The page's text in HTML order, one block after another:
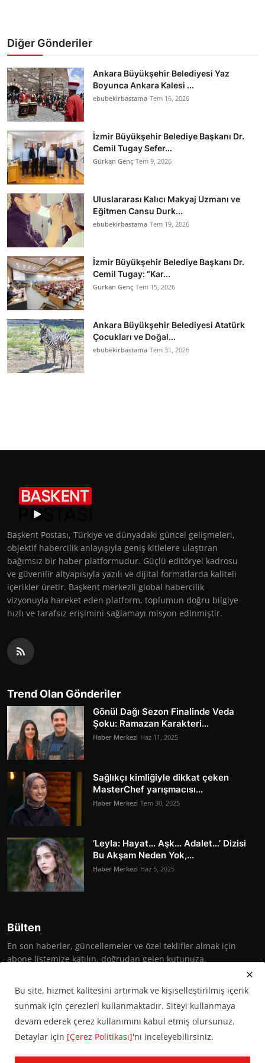
Diğer Gönderiler
Ankara Büyükşehir Belediyesi Yaz
Boyunca Ankara Kalesi ...
ebubekirbastama Tem 16, 2026
İzmir Büyükşehir Belediye Başkanı Dr.
Cemil Tugay Sefer...
Gürkan Genç Tem 9, 2026
Uluslararası Kalıcı Makyaj Uzmanı ve
Eğitmen Cansu Durk...
ebubekirbastama Tem 19, 2026
İzmir Büyükşehir Belediye Başkanı Dr.
Cemil Tugay: “Kar...
Gürkan Genç Tem 15, 2026
Ankara Büyükşehir Belediyesi Atatürk
Çocukları ve Doğal...
ebubekirbastama Tem 31, 2026
Başkent Postası, Türkiye ve dünyadaki güncel gelişmeleri,
objektif habercilik anlayışıyla geniş kitlelere ulaştıran
bağımsız bir haber platformudur. Güçlü editöryel kadrosu
ve güvenilir altyapısıyla yazılı ve dijital formatlarda kaliteli
içerikler üretir. Başkent merkezli global habercilik
vizyonuyla hareket eden platform, toplumun doğru bilgiye
hızlı ve tarafsız erişimini sağlamayı misyon edinmiştir.
Trend Olan Gönderiler
Gönül Dağı Sezon Finalinde Veda
Şoku: Ramazan Karakteri...
Haber Merkezi Haz 11, 2025
Sağlıkçı kimliğiyle dikkat çeken
MasterChef yarışmacısı...
Haber Merkezi Tem 30, 2025
‘Leyla: Hayat… Aşk… Adalet…’ Dizisi
Bu Akşam Neden Yok,...
Haber Merkezi Haz 5, 2025
Bülten
En son haberler, güncellemeler ve özel teklifler almak için
abone listemize katılın, doğrudan gelen kutunuza.
Abone Ol
Bu site, hizmet kalitesini artırmak ve kişiselleştirilmiş içerik
sunmak için çerezleri kullanmaktadır. Siteyi kullanmaya
devam ederek çerez kullanımını kabul etmiş olursunuz.
Detaylar için [Çerez Politikası]'nı inceleyebilirsiniz.